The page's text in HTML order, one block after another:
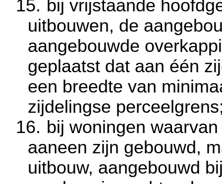
15. bij vrijstaande
uitbouwen, de
aangebouwde
geplaatst dat aan één
een breedte van
zijdelingse
16. bij woningen
aaneen zijn gebouwd,
uitbouw, aangebouwd